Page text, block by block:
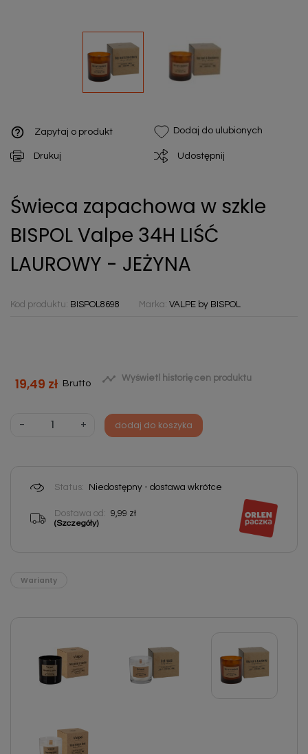
help_outline Zapytaj o produkt Dodaj do ulubionych
Drukuj Udostępnij
Świeca zapachowa w szkle
BISPOL Valpe 34H LIŚĆ
LAUROWY - JEŻYNA
Kod produktu: BISPOL8698 Marka: VALPE by BISPOL
19,49 zł Brutto  Wyświetl historię cen produktu
- + dodaj do koszyka
Status: Niedostępny - dostawa wkrótce
Dostawa od: 9,99 zł
(Szczegóły)
Warianty